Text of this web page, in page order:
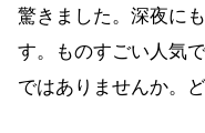
驚きました。深夜に
す。ものすごい人気
ではありませんか。